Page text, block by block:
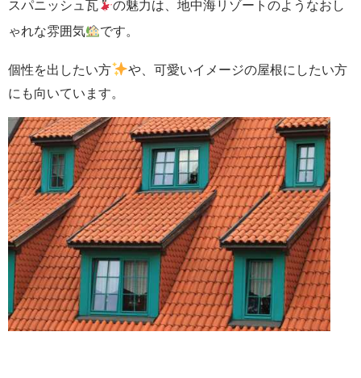
スパニッシュ瓦
の魅力は、地中海リゾートのようなおし
ゃれな雰囲気
です。
個性を出したい方
や、可愛いイメージの屋根にしたい方
にも向いています。